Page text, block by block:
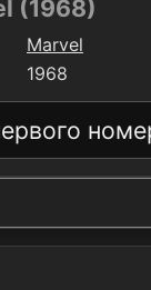
(1968)
Marvel
1968